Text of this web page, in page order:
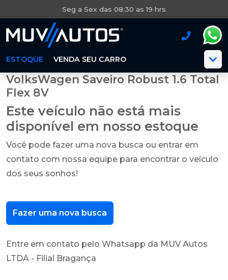
Seg a Sex das 08:30 as 19 hrs
ESTOQUE VENDA SEU CARRO
VolksWagen Saveiro Robust 1.6 Total
Flex 8V
Este veículo não está mais
disponível em nosso estoque
Você pode fazer uma nova busca ou entrar em
contato com nossa equipe para encontrar o veículo
dos seus sonhos!
Fazer uma nova busca
Entre em contato pelo Whatsapp da MUV Autos
LTDA - Filial Bragança